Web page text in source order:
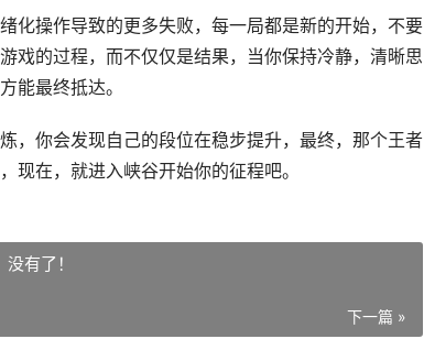
化操作导致的更多失败，每一局都是新的开始，不要
戏的过程，而不仅仅是结果，当你保持冷静，清晰思
能最终抵达。
，你会发现自己的段位在稳步提升，最终，那个王者
现在，就进入峡谷开始你的征程吧。
没有了！
下一篇 »